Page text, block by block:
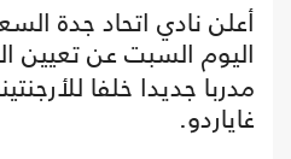
أعلن نادي اتحاد جدة
اليوم السبت عن تعيين
مدربا جديدا خلفا
غاياردو.